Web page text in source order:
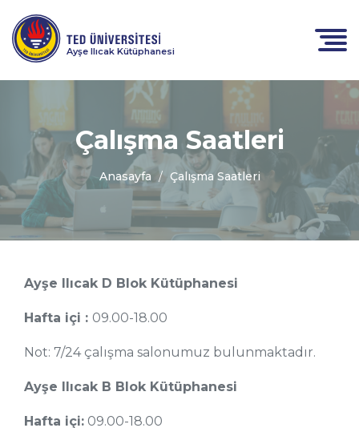
Ayşe Ilıcak Kütüphanesi
Çalışma Saatleri
Anasayfa Çalışma Saatleri
Ayşe Ilıcak D Blok Kütüphanesi
Hafta içi : 09.00-18.00
Not: 7/24 çalışma salonumuz bulunmaktadır.
Ayşe Ilıcak B Blok Kütüphanesi
Hafta içi: 09.00-18.00